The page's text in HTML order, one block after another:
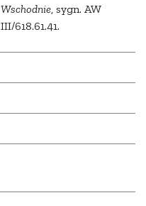
Wschodnie, sygn. AW
III/618.61.41.